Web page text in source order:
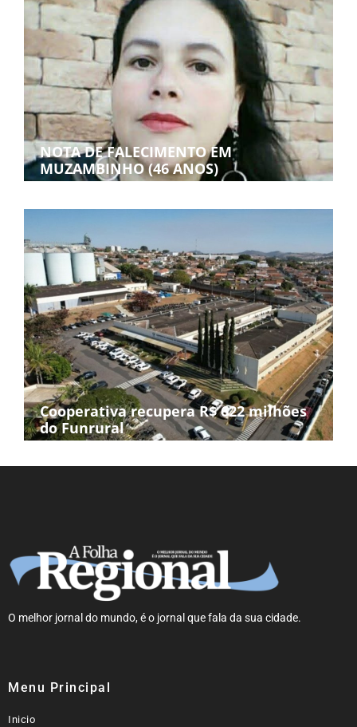
NOTA DE FALECIMENTO EM
MUZAMBINHO (46 ANOS)
Cooperativa recupera R$ 622 milhões
do Funrural
O melhor jornal do mundo, é o jornal que fala da sua cidade.
Menu Principal
Inicio